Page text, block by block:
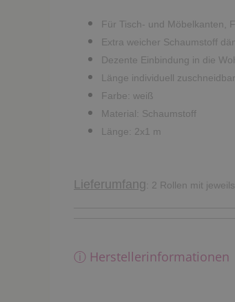
Für Tisch- und Möbelkanten,
Extra weicher Schaumstoff
Dezente Einbindung in die
Länge individuell zuschneidbar
Farbe: weiß
Material: Schaumstoff
Länge: 2x1 m
Lieferumfang : 2 Rollen mit
ⓘ Herstellerinformationen